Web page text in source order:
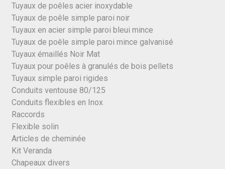
Tuyaux de poêles acier inoxydable
Tuyaux de poêle simple paroi noir
Tuyaux en acier simple paroi bleui mince
Tuyaux de poêle simple paroi mince galvanisé
Tuyaux émaillés Noir Mat
Tuyaux pour poêles à granulés de bois pellets
Tuyaux simple paroi rigides
Conduits ventouse 80/125
Conduits flexibles en Inox
Raccords
Flexible solin
Articles de cheminée
Kit Veranda
Chapeaux divers